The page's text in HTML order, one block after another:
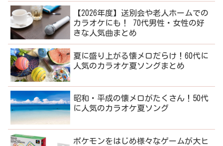
【2026年度】送別会や老人ホームでの
カラオケにも！ 70代男性・女性の好
きな人気曲まとめ
夏に盛り上がる懐メロだらけ！60代に
人気のカラオケ夏ソングまとめ
昭和・平成の懐メロがたくさん！50代
に人気のカラオケ夏ソング
ポケモンをはじめ様々なゲームが大ヒ